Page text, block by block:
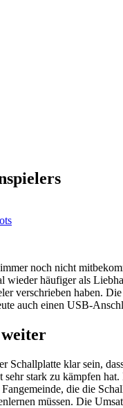
noch nicht
wieder häufiger als
verschrieben haben.
auch einen USB-
weiter
Schallplatte klar sein,
sehr stark zu kämpfen
die die
müssen. Die